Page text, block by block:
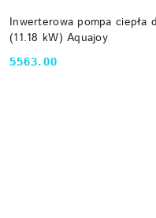
Inwerterowa pompa ciepła
(11.18 kW) Aquajoy
Cena:
5563.00